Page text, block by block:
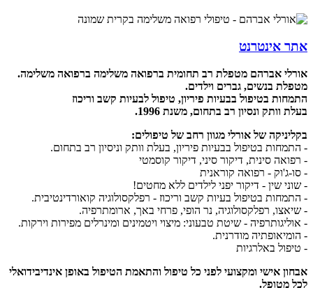
אתר אינטרנט
אורלי אברהם מטפלת רב תחומית ברפואה משלימה ברפואה משלימה.
מטפלת בנשים, גברים וילדים.
התמחות בטיפול בבעיות פיריון, טיפול לבעיות קשב וריכוז
בעלת וותק ונסיון רב בתחום, משנת 1996.
בקליניקה של אורלי מגוון רחב של טיפולים:
- התמחות בטיפול בבעיות פיריון, בעלת וותק וניסיון רב בתחום.
- רפואה סינית, דיקור סיני, דיקור קוסמטי
- סו-ג'וק - רפואה קוראנית
- שוני שין - דיקור יפני לילדים ללא מחטים!
- התמחות בטיפול בעיות קשב וריכוז - רפלקסולוגיה קואורדינטיבית.
- שיאצו, רפלקסולוגיה, נר הופי, פרחי באך, ארומתרפיה.
- אוליגותרפיה - שיטת טבעוני: מיצוי ויטמינים ומינרלים מפירות וירקות.
- הומיאופתיה מודרנית.
- טיפול באלרגיות
אבחון אישי ומקצועי לפני כל טיפול והתאמת הטיפול באופן אינדיבידואלי
לכל מטופל.